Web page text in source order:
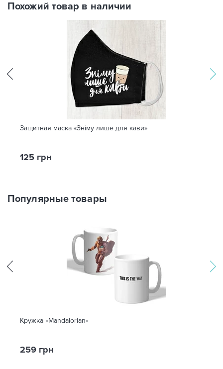
Похожий товар в наличии
Защитная маска «Зніму лише для кави»
125 грн
Популярные товары
Кружка «Mandalorian»
259 грн